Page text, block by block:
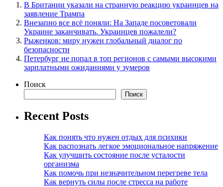
В Британии указали на странную реакцию украинцев на
заявление Трампа
Внезапно все всё поняли: На Западе посоветовали
Украине заканчивать. Украинцев пожалели?
Рыженков: миру нужен глобальный диалог по
безопасности
Петербург не попал в топ регионов с самыми высокими
зарплатными ожиданиями у зумеров
Поиск
Поиск
Recent Posts
Как понять что нужен отдых для психики
Как распознать легкое эмоциональное напряжение
Как улучшить состояние после усталости
организма
Как помочь при незначительном перегреве тела
Как вернуть силы после стресса на работе